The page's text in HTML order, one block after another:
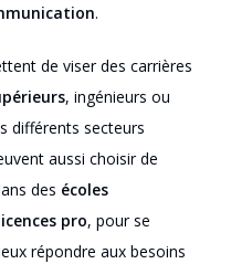
.
de viser des carrières
, ingénieurs ou
différents secteurs
aussi choisir de
des écoles
pro, pour se
répondre aux besoins